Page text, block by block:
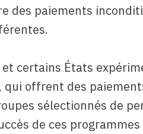
des paiements
certains États
qui offrent des
sélectionnés de
de ces